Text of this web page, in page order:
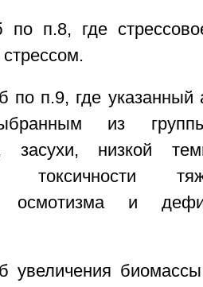
по п.8, где
по п.9, где указанный
из
засухи, низкой
токсичности
осмотизма и
увеличения